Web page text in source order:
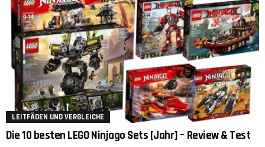
LEITFÄDEN UND VERGLEICHE
Die 10 besten LEGO Ninjago Sets [Jahr] – Review & Test